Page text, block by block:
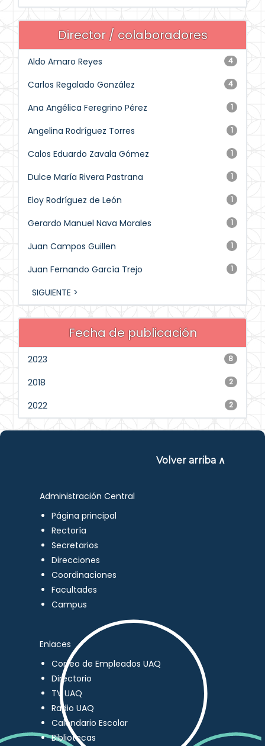
Director / colaboradores
4
Aldo Amaro Reyes
4
Carlos Regalado González
1
Ana Angélica Feregrino Pérez
1
Angelina Rodríguez Torres
1
Calos Eduardo Zavala Gómez
1
Dulce María Rivera Pastrana
1
Eloy Rodríguez de León
1
Gerardo Manuel Nava Morales
1
Juan Campos Guillen
1
Juan Fernando García Trejo
SIGUIENTE >
Fecha de publicación
8
2023
2
2018
2
2022
Volver arriba ∧
Administración Central
Página principal
Rectoría
Secretarios
Direcciones
Coordinaciones
Facultades
Campus
Enlaces
Correo de Empleados UAQ
Directorio
TV UAQ
Radio UAQ
Calendario Escolar
Bibliotecas